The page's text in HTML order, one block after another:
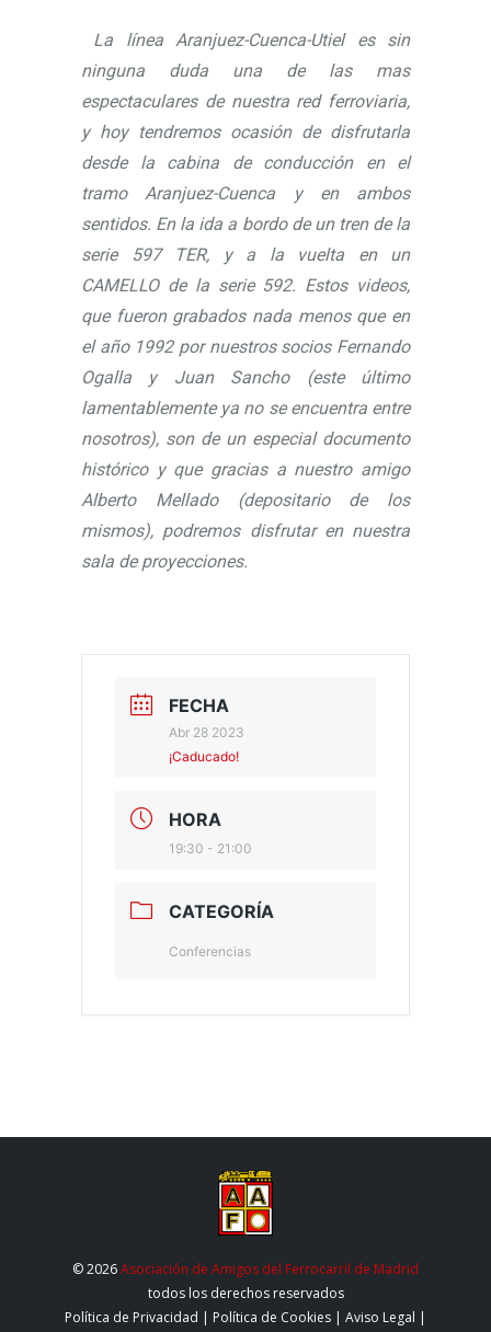
La línea Aranjuez-Cuenca-Utiel es sin
ninguna duda una de las mas
espectaculares de nuestra red ferroviaria,
y hoy tendremos ocasión de disfrutarla
desde la cabina de conducción en el
tramo Aranjuez-Cuenca y en ambos
sentidos. En la ida a bordo de un tren de la
serie 597 TER, y a la vuelta en un
CAMELLO de la serie 592. Estos videos,
que fueron grabados nada menos que en
el año 1992 por nuestros socios Fernando
Ogalla y Juan Sancho (este último
lamentablemente ya no se encuentra entre
nosotros), son de un especial documento
histórico y que gracias a nuestro amigo
Alberto Mellado (depositario de los
mismos), podremos disfrutar en nuestra
sala de proyecciones.
FECHA
Abr 28 2023
¡Caducado!
HORA
19:30 - 21:00
CATEGORÍA
Conferencias
© 2026Asociación de Amigos del Ferrocarril de Madrid
todos los derechos reservados
Política de Privacidad | Política de Cookies | Aviso Legal |